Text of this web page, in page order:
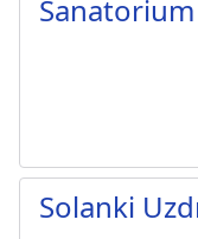
Solanki